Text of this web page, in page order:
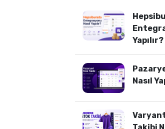
Yapılır?
Nasıl